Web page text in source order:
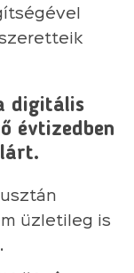
digitális
évtizedben
üzletileg is